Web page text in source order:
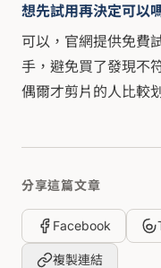
想先試用再決定可以
可以，官網提供免費
手，避免買了發現不
偶爾才剪片的人比較
分享這篇文章
Facebook
複製連結